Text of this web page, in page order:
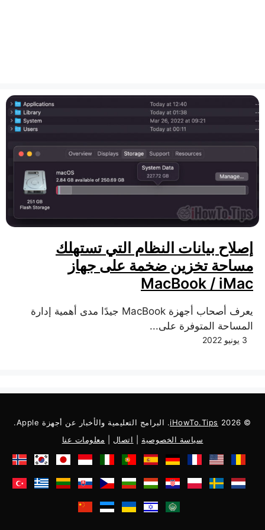
إصلاح بيانات النظام التي تستهلك
مساحة تخزين ضخمة على جهاز
MacBook / iMac
يعرف أصحاب أجهزة MacBook جيدًا مدى أهمية إدارة
المساحة المتوفرة على...
3 يونيو 2022
© 2026
iHowTo.Tips. البرامج التعليمية والأخبار عن أجهزة Apple.
سياسة الخصوصية
اتصال معلومات عنا